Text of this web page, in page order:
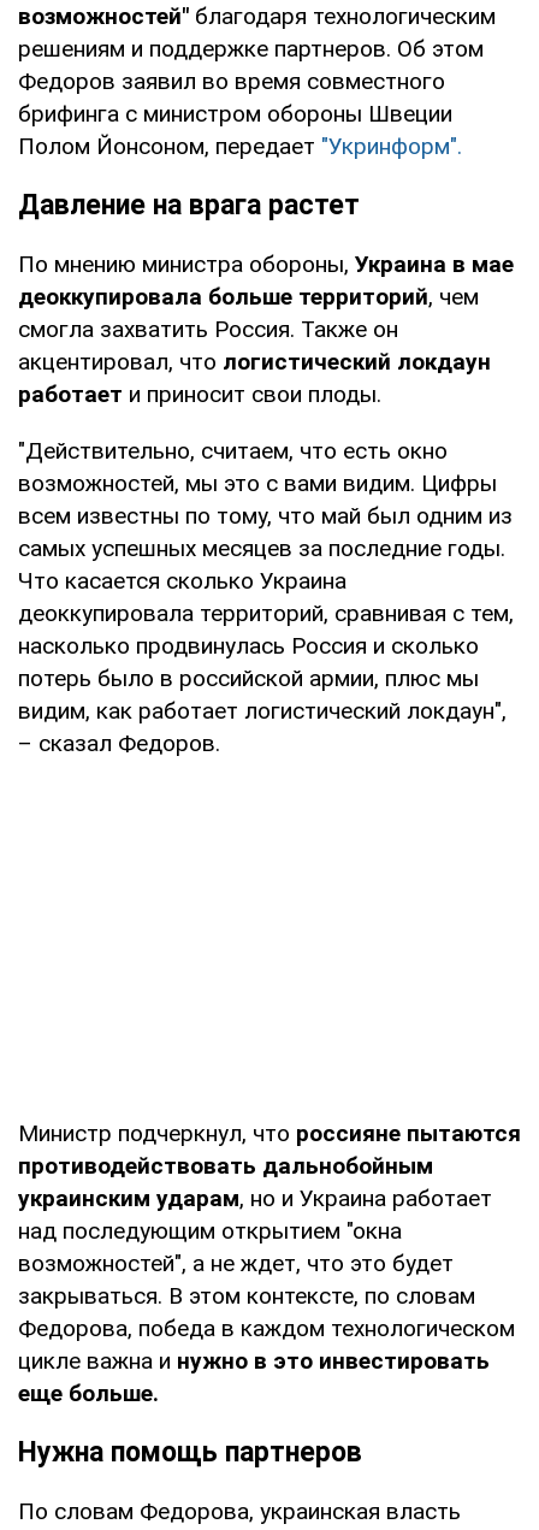
возможностей" благодаря технологическим
решениям и поддержке партнеров. Об этом
Федоров заявил во время совместного
брифинга с министром обороны Швеции
Полом Йонсоном, передает "Укринформ".
Давление на врага растет
По мнению министра обороны, Украина в мае
деоккупировала больше территорий, чем
смогла захватить Россия. Также он
акцентировал, что логистический локдаун
работает и приносит свои плоды.
"Действительно, считаем, что есть окно
возможностей, мы это с вами видим. Цифры
всем известны по тому, что май был одним из
самых успешных месяцев за последние годы.
Что касается сколько Украина
деоккупировала территорий, сравнивая с тем,
насколько продвинулась Россия и сколько
потерь было в российской армии, плюс мы
видим, как работает логистический локдаун",
– сказал Федоров.
Министр подчеркнул, что россияне пытаются
противодействовать дальнобойным
украинским ударам, но и Украина работает
над последующим открытием "окна
возможностей", а не ждет, что это будет
закрываться. В этом контексте, по словам
Федорова, победа в каждом технологическом
цикле важна и нужно в это инвестировать
еще больше.
Нужна помощь партнеров
По словам Федорова, украинская власть